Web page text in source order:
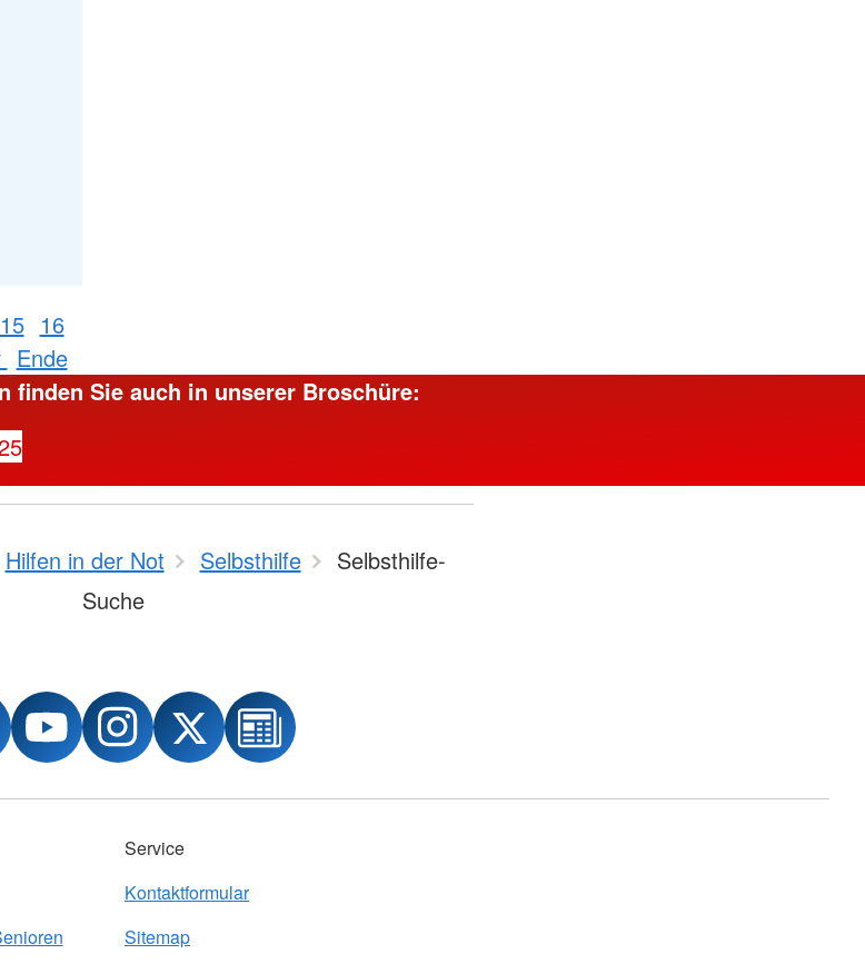
15 16
Ende
finden Sie auch in unserer Broschüre:
Hilfen in der Not Selbsthilfe
Selbsthilfe-
Suche
Service
Kontaktformular
Sitemap